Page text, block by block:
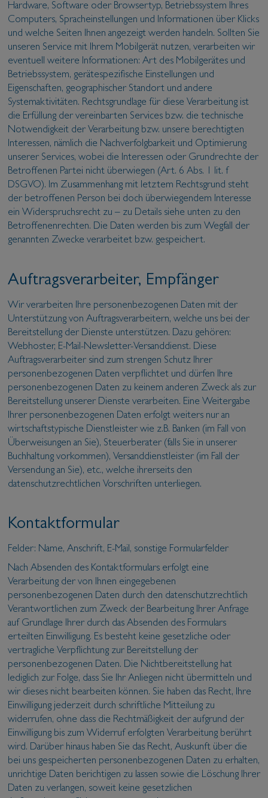
Hardware, Software oder Browsertyp, Betriebssystem Ihres
Computers, Spracheinstellungen und Informationen über Klicks
und welche Seiten Ihnen angezeigt werden handeln. Sollten Sie
unseren Service mit Ihrem Mobilgerät nutzen, verarbeiten wir
eventuell weitere Informationen: Art des Mobilgerätes und
Betriebssystem, gerätespezifische Einstellungen und
Eigenschaften, geographischer Standort und andere
Systemaktivitäten. Rechtsgrundlage für diese Verarbeitung ist
die Erfüllung der vereinbarten Services bzw. die technische
Notwendigkeit der Verarbeitung bzw. unsere berechtigten
Interessen, nämlich die Nachverfolgbarkeit und Optimierung
unserer Services, wobei die Interessen oder Grundrechte der
Betroffenen Partei nicht überwiegen (Art. 6 Abs. 1 lit. f
DSGVO). Im Zusammenhang mit letztem Rechtsgrund steht
der betroffenen Person bei doch überwiegendem Interesse
ein Widerspruchsrecht zu – zu Details siehe unten zu den
Betroffenenrechten. Die Daten werden bis zum Wegfall der
genannten Zwecke verarbeitet bzw. gespeichert.
Auftragsverarbeiter, Empfänger
Wir verarbeiten Ihre personenbezogenen Daten mit der
Unterstützung von Auftragsverarbeitern, welche uns bei der
Bereitstellung der Dienste unterstützen. Dazu gehören:
Webhoster, E-Mail-Newsletter-Versanddienst. Diese
Auftragsverarbeiter sind zum strengen Schutz Ihrer
personenbezogenen Daten verpflichtet und dürfen Ihre
personenbezogenen Daten zu keinem anderen Zweck als zur
Bereitstellung unserer Dienste verarbeiten. Eine Weitergabe
Ihrer personenbezogenen Daten erfolgt weiters nur an
wirtschaftstypische Dienstleister wie z.B. Banken (im Fall von
Überweisungen an Sie), Steuerberater (falls Sie in unserer
Buchhaltung vorkommen), Versanddienstleister (im Fall der
Versendung an Sie), etc., welche ihrerseits den
datenschutzrechtlichen Vorschriften unterliegen.
Kontaktformular
Felder: Name, Anschrift, E-Mail, sonstige Formularfelder
Nach Absenden des Kontaktformulars erfolgt eine
Verarbeitung der von Ihnen eingegebenen
personenbezogenen Daten durch den datenschutzrechtlich
Verantwortlichen zum Zweck der Bearbeitung Ihrer Anfrage
auf Grundlage Ihrer durch das Absenden des Formulars
erteilten Einwilligung. Es besteht keine gesetzliche oder
vertragliche Verpflichtung zur Bereitstellung der
personenbezogenen Daten. Die Nichtbereitstellung hat
lediglich zur Folge, dass Sie Ihr Anliegen nicht übermitteln und
wir dieses nicht bearbeiten können. Sie haben das Recht, Ihre
Einwilligung jederzeit durch schriftliche Mitteilung zu
widerrufen, ohne dass die Rechtmäßigkeit der aufgrund der
Einwilligung bis zum Widerruf erfolgten Verarbeitung berührt
wird. Darüber hinaus haben Sie das Recht, Auskunft über die
bei uns gespeicherten personenbezogenen Daten zu erhalten,
unrichtige Daten berichtigen zu lassen sowie die Löschung Ihrer
Daten zu verlangen, soweit keine gesetzlichen